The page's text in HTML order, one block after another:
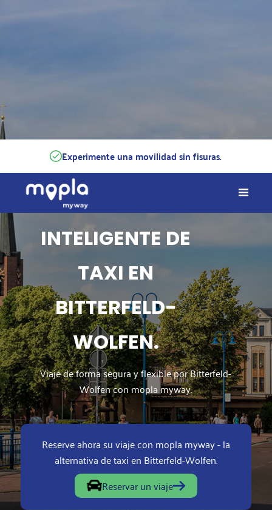
Experimente una movilidad sin fisuras.
SU
ALTERNATIVA
INTELIGENTE DE
TAXI EN
BITTERFELD-
WOLFEN.
Viaje de forma segura y flexible por Bitterfeld-
Wolfen con mopla myway.
Reserve ahora su viaje con mopla myway - la
alternativa de taxi en Bitterfeld-Wolfen.
Reservar un viaje